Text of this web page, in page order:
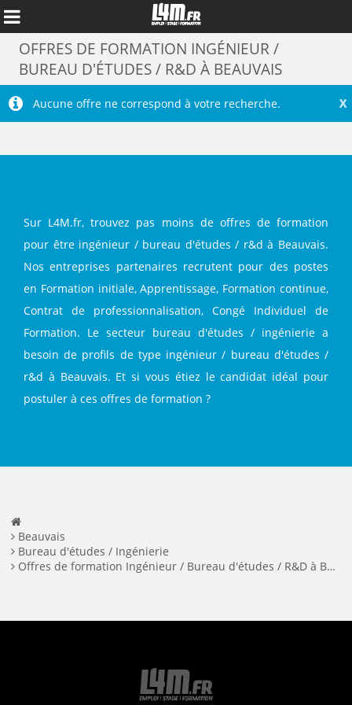
Annuler
OFFRES DE FORMATION INGÉNIEUR /
BUREAU D'ÉTUDES / R&D À BEAUVAIS
X
Aucune offre ne correspond à votre recherche.
Sur L4M.fr, trouvez pas moins de offres de formation
pour être ingénieur / bureau d'études / r&d à Beauvais.
Nos entreprises partenaires recrutent pour des postes
en Formation initiale, Apprentissage, Formation continue,
Contrat de professionnalisation, Congé Individuel de
Formation. Le secteur bureau d'études / ingénierie a
besoin de profils de type ingénieur / bureau d'études /
r&d à Beauvais. Et si vous étiez le candidat idéal pour
postuler à ces offres de formation ?
Beauvais
Bureau d'études / Ingénierie
Offres de formation Ingénieur / Bureau d'études / R&D à Beauvais